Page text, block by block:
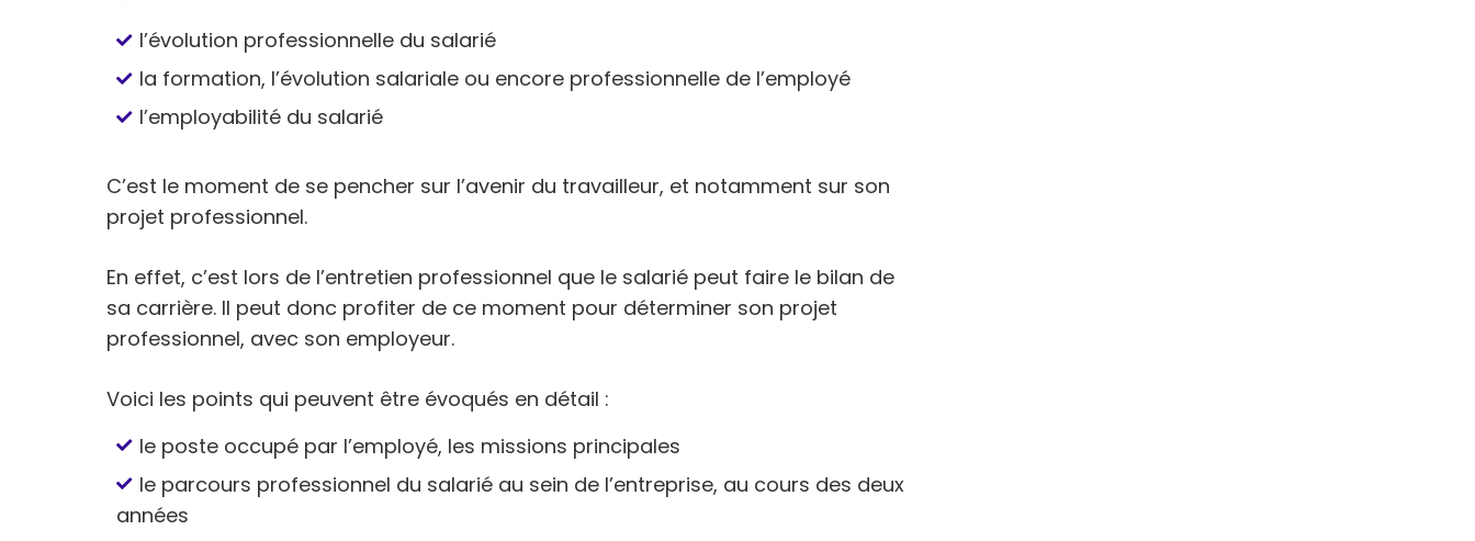
l’évolution professionnelle du salarié
la formation, l’évolution salariale ou encore professionnelle de l’employé
l’employabilité du salarié
C’est le moment de se pencher sur l’avenir du travailleur, et notamment sur son
projet professionnel.
En effet, c’est lors de l’entretien professionnel que le salarié peut faire le bilan de
sa carrière. Il peut donc profiter de ce moment pour déterminer son projet
professionnel, avec son employeur.
Voici les points qui peuvent être évoqués en détail :
le poste occupé par l’employé, les missions principales
le parcours professionnel du salarié au sein de l’entreprise, au cours des deux
années